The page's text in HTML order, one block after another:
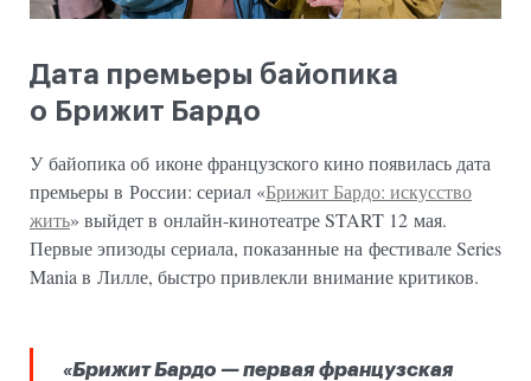
Дата премьеры байопика
о Брижит Бардо
У байопика об иконе французского кино появилась дата
премьеры в России: сериал «Брижит Бардо: искусство
жить» выйдет в онлайн-кинотеатре START 12 мая.
Первые эпизоды сериала, показанные на фестивале Series
Mania в Лилле, быстро привлекли внимание критиков.
«Брижит Бардо — первая французская